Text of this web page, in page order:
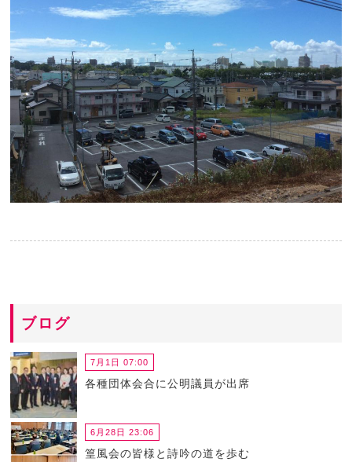
ブログ
7月1日 07:00
各種団体会合に公明議員が出席
6月28日 23:06
篁風会の皆様と詩吟の道を歩む